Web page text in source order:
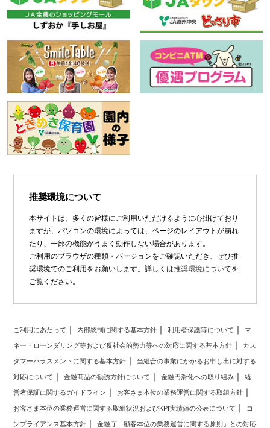
推奨環境について
本サイトは、多くの皆様にご利用いただけるように心掛けており
ますが、パソコンの環境によっては、ページのレイアウトが崩れ
たり、一部の機能がうまく動作しない場合があります。
ご利用のブラウザの種類・バージョンをご確認いただき、ぜひ推
奨環境でのご利用をお願いします。詳しくは推奨環境についてを
ご覧ください。
ご利用にあたって 内部統制に関する基本方針 利用者保護等について マ
ネー・ローンダリング等および反社会的勢力等への対応に関する基本方針 カス
タマーハラスメントに関する基本方針 当組合の事業にかかるお申し出に対する
対応について 金融商品の勧誘方針について 金融円滑化への取り組み 経
営者保証に関するガイドライン お客さま本位の業務運営に関する取組方針
お客さま本位の業務運営に関する取組状況およびKPI実績値の公表について コ
ンプライアンス基本方針 金融庁「顧客本位の業務運営に関する原則」との対応